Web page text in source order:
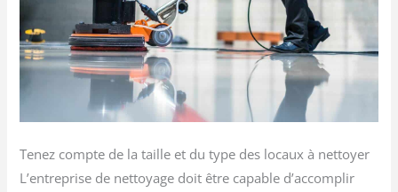
Tenez compte de la taille et du type des locaux à nettoyer
L’entreprise de nettoyage doit être capable d’accomplir